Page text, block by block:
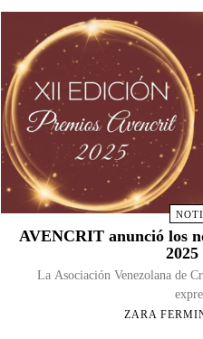
AVENCRIT anunció los
2025
La Asociación Venezolana de
ZARA